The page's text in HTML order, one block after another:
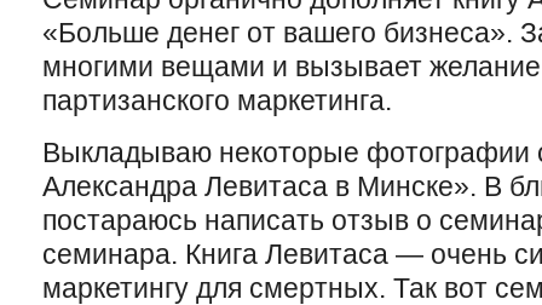
«Больше денег от вашего бизнеса».
многими вещами и вызывает желание
партизанского маркетинга.
Выкладываю некоторые фотографии
Александра Левитаса в Минске». В
постараюсь написать отзыв о
семинара. Книга Левитаса — очень
маркетингу для смертных. Так вот